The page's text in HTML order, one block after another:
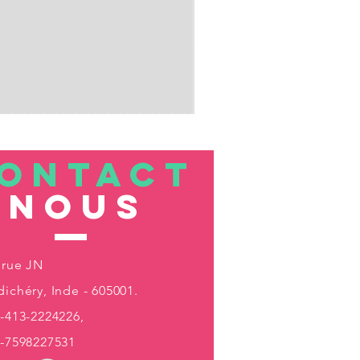
nous
JN
Inde - 605001.
413-2224226,